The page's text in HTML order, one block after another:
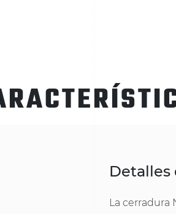
La cerradura